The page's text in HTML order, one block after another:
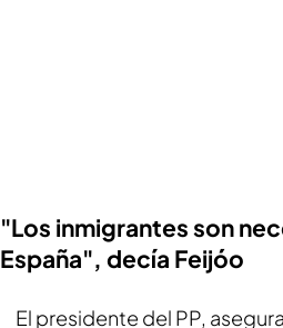
"Los inmigrantes son
España", decía Feijóo
El presidente del PP,